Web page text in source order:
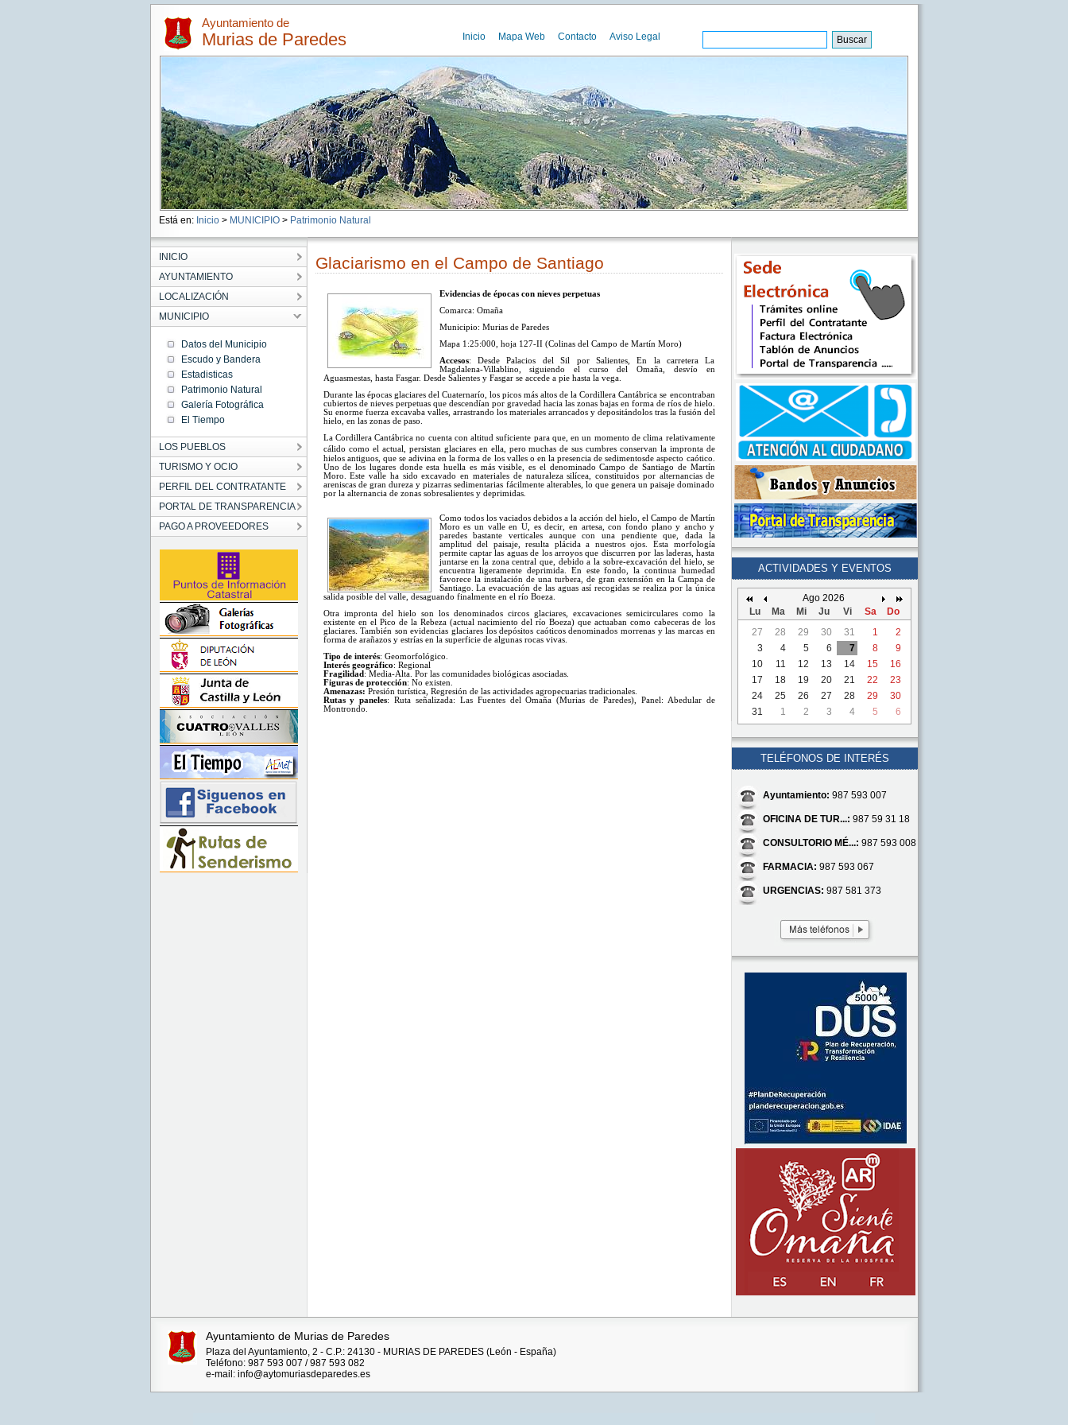
Ayuntamiento de
Murias de Paredes Inicio Mapa Web Contacto Aviso Legal
Está en: Inicio > MUNICIPIO> Patrimonio Natural
INICIO
AYUNTAMIENTO
LOCALIZACIÓN
MUNICIPIO
Datos del Municipio
Escudo y Bandera
Estadisticas
Patrimonio Natural
Galería Fotográfica
El Tiempo
LOS PUEBLOS
TURISMO Y OCIO
PERFIL DEL CONTRATANTE
PORTAL DE TRANSPARENCIA
PAGO A PROVEEDORES
Glaciarismo en el Campo de Santiago
Evidencias de épocas con nieves perpetuas
Comarca: Omaña
Municipio: Murias de Paredes
Mapa 1:25:000, hoja 127-II (Colinas del Campo de Martín Moro)
Accesos: Desde Palacios del Sil por Salientes, En la carretera La
Magdalena-Villablino, siguiendo el curso del Omaña, desvío en
Aguasmestas, hasta Fasgar. Desde Salientes y Fasgar se accede a pie hasta la vega.
Durante las épocas glaciares del Cuaternarío, los picos más altos de la Cordillera Cantábrica se encontraban
cubiertos de nieves perpetuas que descendían por gravedad hacia las zonas bajas en forma de ríos de hielo.
Su enorme fuerza excavaba valles, arrastrando los materiales arrancados y depositándolos tras la fusión del
hielo, en las zonas de paso.
La Cordillera Cantábrica no cuenta con altitud suficiente para que, en un momento de clima relativamente
cálido como el actual, persistan glaciares en ella, pero muchas de sus cumbres conservan la impronta de
hielos antiguos, que se adivina en la forma de los valles o en la presencia de sedimentosde aspecto caótico.
Uno de los lugares donde esta huella es más visible, es el denominado Campo de Santiago de Martín
Moro. Este valle ha sido excavado en materiales de naturaleza silícea, constituidos por alternancias de
areniscas de gran dureza y pizarras sedimentarias fácilmente alterables, lo que genera un paisaje dominado
por la alternancia de zonas sobresalientes y deprimidas.
Como todos los vaciados debidos a la acción del hielo, el Campo de Martín
Moro es un valle en U, es decir, en artesa, con fondo plano y ancho y
paredes bastante verticales aunque con una pendiente que, dada la
amplitud del paisaje, resulta plácida a nuestros ojos. Esta morfología
permite captar las aguas de los arroyos que discurren por las laderas, hasta
juntarse en la zona central que, debido a la sobre-excavación del hielo, se
encuentra ligeramente deprimida. En este fondo, la continua humedad
favorece la instalación de una turbera, de gran extensíón en la Campa de
Santiago. La evacuación de las aguas así recogidas se realiza por la única
salida posible del valle, desaguando finalmente en el río Boeza.
Otra impronta del hielo son los denominados circos glaciares, excavaciones semicirculares como la
existente en el Pico de la Rebeza (actual nacimiento del río Boeza) que actuaban como cabeceras de los
glaciares. También son evidencias glaciares los depósitos caóticos denominados morrenas y las marcas en
forma de arañazos y estrías en la superficie de algunas rocas vivas.
Tipo de interés: Geomorfológico.
Interés geográfico: Regional
Fragilidad: Media-Alta. Por las comunidades biológicas asociadas.
Figuras de protección: No existen.
Amenazas: Presión turística, Regresión de las actividades agropecuarias tradicionales.
Rutas y paneles: Ruta señalizada: Las Fuentes del Omaña (Murias de Paredes), Panel: Abedular de
Montrondo.
ACTIVIDADES Y EVENTOS
Ago 2026
Lu
Ma Mi Ju Vi Sa
Do
27
28 29 30 31 1
2
3
4 5 6 7 8
9
10
11 12 13 14 15
16
17
18 19 20 21 22
23
24
25 26 27 28 29
30
31
1 2 3 4 5 6
TELÉFONOS DE INTERÉS
Ayuntamiento: 987 593 007
OFICINA DE TUR...: 987 59 31 18
CONSULTORIO MÉ...: 987 593 008
FARMACIA: 987 593 067
URGENCIAS: 987 581 373
Ayuntamiento de Murias de Paredes
Plaza del Ayuntamiento, 2 - C.P.: 24130 - MURIAS DE PAREDES (León - España)
Teléfono: 987 593 007 / 987 593 082
e-mail: info@aytomuriasdeparedes.es